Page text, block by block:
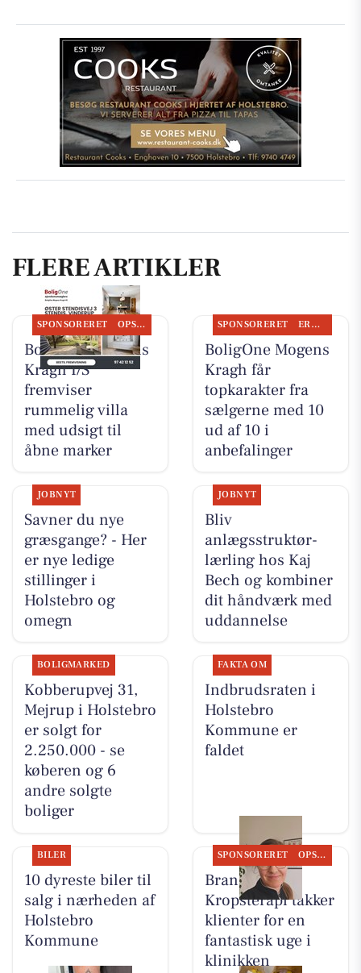
FLERE ARTIKLER
SPONSORERET OPSLAGSTAVLEN
BoligOne Mogens
Kragh I/S
fremviser
rummelig villa
med udsigt til
åbne marker
SPONSORERET ERHVERV
BoligOne Mogens
Kragh får
topkarakter fra
sælgerne med 10
ud af 10 i
anbefalinger
JOBNYT
Savner du nye
græsgange? - Her
er nye ledige
stillinger i
Holstebro og
omegn
JOBNYT
Bliv
anlægsstruktør-
lærling hos Kaj
Bech og kombiner
dit håndværk med
uddannelse
BOLIGMARKED
Kobberupvej 31,
Mejrup i Holstebro
er solgt for
2.250.000 - se
køberen og 6
andre solgte
boliger
FAKTA OM
Indbrudsraten i
Holstebro
Kommune er
faldet
BILER
10 dyreste biler til
salg i nærheden af
Holstebro
Kommune
SPONSORERET OPSLAGSTAVLEN
Brandsborgs
Kropsterapi takker
klienter for en
fantastisk uge i
klinikken